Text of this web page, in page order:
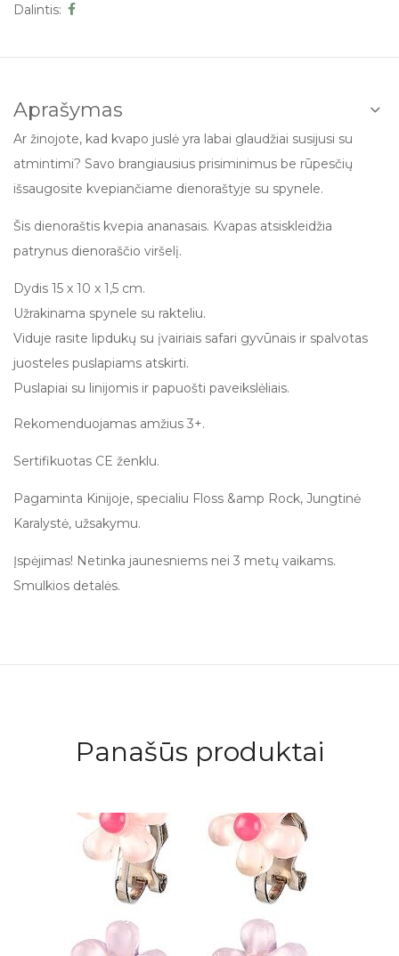
Dalintis:
Aprašymas
Ar žinojote, kad kvapo juslė yra labai glaudžiai susijusi su
atmintimi? Savo brangiausius prisiminimus be rūpesčių
išsaugosite kvepiančiame dienoraštyje su spynele.
Šis dienoraštis kvepia ananasais. Kvapas atsiskleidžia
patrynus dienoraščio viršelį.
Dydis 15 x 10 x 1,5 cm.
Užrakinama spynele su rakteliu.
Viduje rasite lipdukų su įvairiais safari gyvūnais ir spalvotas
juosteles puslapiams atskirti.
Puslapiai su linijomis ir papuošti paveikslėliais.
Rekomenduojamas amžius 3+.
Sertifikuotas CE ženklu.
Pagaminta Kinijoje, specialiu Floss &amp Rock, Jungtinė
Karalystė, užsakymu.
Įspėjimas! Netinka jaunesniems nei 3 metų vaikams.
Smulkios detalės.
Panašūs produktai